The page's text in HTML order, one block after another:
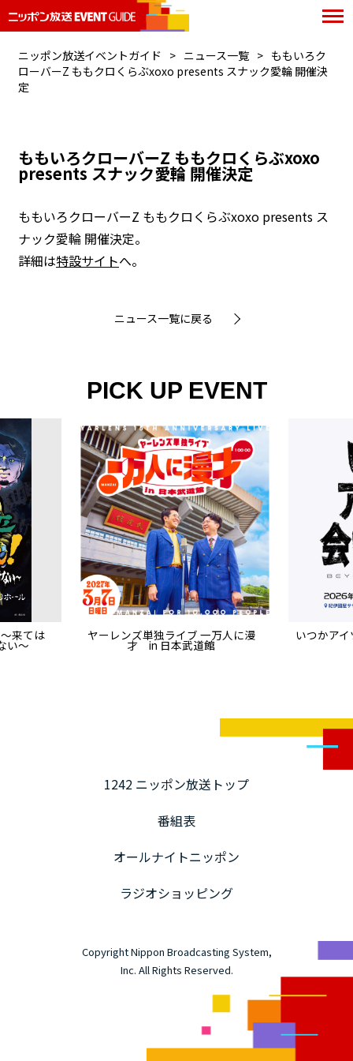
ニッポン放送イベントガイド ニュース一覧
ももいろク
ローバーZ ももクロくらぶxoxo presents スナック愛輪 開催決
定
ももいろクローバーZ ももクロくらぶxoxo
presents スナック愛輪 開催決定
ももいろクローバーZ ももクロくらぶxoxo presents ス
ナック愛輪 開催決定。
詳細は特設サイトへ。
ニュース一覧に戻る
PICK UP EVENT
来ては
い～
ヤーレンズ単独ライブ 一万人に漫
才 in 日本武道館
いつかア
1242 ニッポン放送トップ
番組表
オールナイトニッポン
ラジオショッピング
Copyright Nippon Broadcasting System,
Inc. All Rights Reserved.